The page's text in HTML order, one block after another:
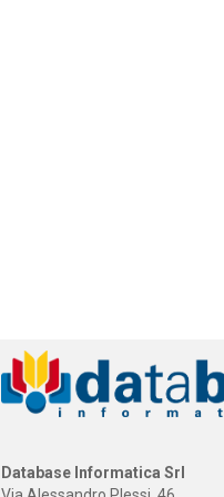
Database Informatica Srl